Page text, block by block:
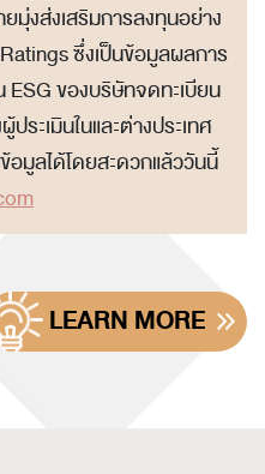
มุ่งส่งเสริมการลงทุนอย่าง
ซึ่งเป็นข้อมูลผลการ
ESG ของบริษัทจดทะเบียน
ระเมินในและต่างประเทศ
มูลได้โดยสะดวกแล้ววันนี้
LEARN MORE